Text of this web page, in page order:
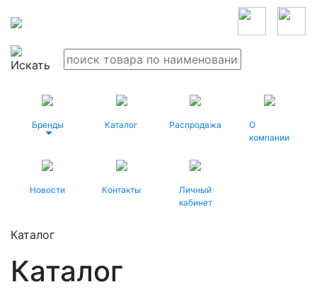
Бренды Каталог Распродажа
О
компании
Новости Контакты
Личный
кабинет
Каталог
Каталог